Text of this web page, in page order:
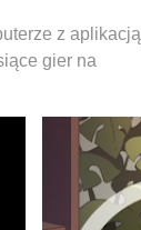
kontach na tym
komputera,
czerpania
z aplikacją
gier na